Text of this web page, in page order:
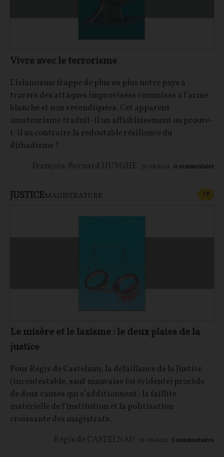
Vivre avec le terrorisme
L'islamisme frappe de plus en plus notre pays à
travers des attaques improvisées commises à l’arme
blanche et non revendiquées. Cet apparent
amateurisme traduit-il un affaiblissement ou prouve-
t-il au contraire la redoutable résilience du
djihadisme ?
François-Bernard HUYGHE
31/08/2021 0 commentaire
JUSTICEMAGISTRATURE FP
Le misère et le laxisme : le deux plaies de la
justice
Pour Régis de Castelnau, la défaillance de la Justice
(incontestable, sauf mauvaise foi évidente) procède
de deux causes qui s’additionnent : la faillite
matérielle de l’institution et la politisation
croissante des magistrats.
Régis de CASTELNAU
31/08/2021 5 commentaires